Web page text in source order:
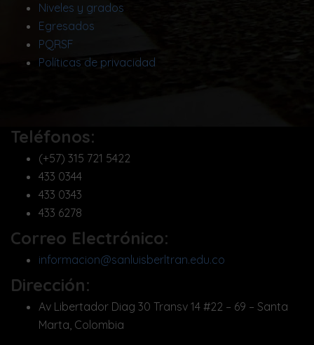
Niveles y grados
Egresados
PQRSF
Políticas de privacidad
Teléfonos:
(+57) 315 721 5422
433 0344
433 0343
433 6278
Correo Electrónico:
informacion@sanluisberltran.edu.co
Dirección:
Av Libertador Diag 30 Transv 14 #22 – 69 – Santa
Marta, Colombia